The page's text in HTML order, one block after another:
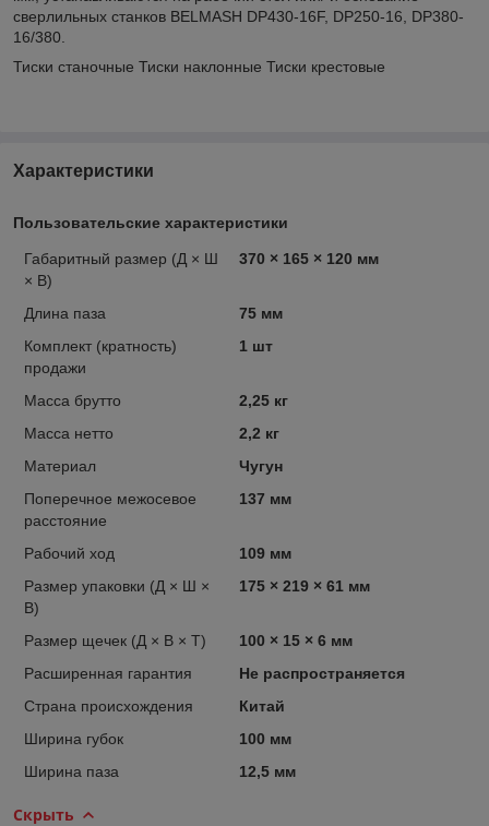
сверлильных станков BELMASH DP430-16F, DP250-16, DP380-
16/380.
Тиски станочные Тиски наклонные Тиски крестовые
Характеристики
Пользовательские характеристики
Габаритный размер (Д × Ш
× В)
370 × 165 × 120 мм
Длина паза
75 мм
Комплект (кратность)
продажи
1 шт
Масса брутто
2,25 кг
Масса нетто
2,2 кг
Материал
Чугун
Поперечное межосевое
расстояние
137 мм
Рабочий ход
109 мм
Размер упаковки (Д × Ш ×
В)
175 × 219 × 61 мм
Размер щечек (Д × В × Т)
100 × 15 × 6 мм
Расширенная гарантия
Не распространяется
Страна происхождения
Китай
Ширина губок
100 мм
Ширина паза
12,5 мм
Скрыть